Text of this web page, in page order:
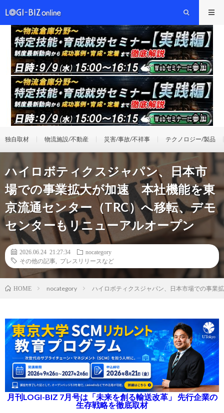
独自取材 物流施設/不動産 災害/事故/不祥事 テクノロジー/製品
ハイロボティクスジャパン、日本市
場での事業拡大が加速 本社機能を東
京流通センター（TRC）へ移転、デモ
センターもリニューアルオープン
2026.06.24 21:27:34
nocategory
その他の記事
プレスリリースなど
HOME nocategory ハイロボティクスジャパン、日本市場での事業
月刊LOGI-BIZ 7月号は「未来を創る輸送改革」 先行企業の
生存戦略を徹底取材